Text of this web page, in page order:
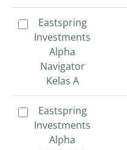
Eastspring
Investments
Alpha
Navigator
Kelas A
Eastspring
Investments
Alpha
Eastspring
Investments
Alpha
Navigator
Kelas A
Eastspring
Investments
Alpha